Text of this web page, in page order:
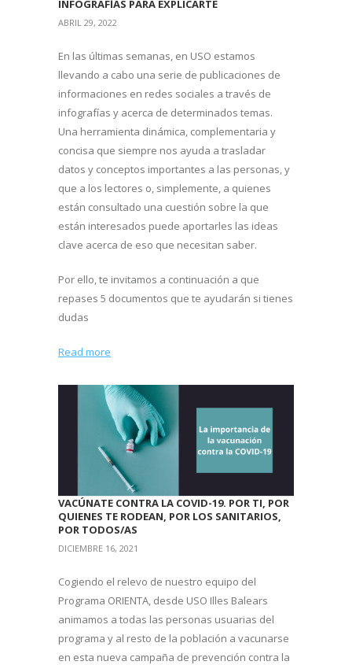
INFOGRAFÍAS PARA EXPLICARTE
ABRIL 29, 2022
En las últimas semanas, en USO estamos
llevando a cabo una serie de publicaciones de
informaciones en redes sociales a través de
infografías y acerca de determinados temas.
Una herramienta dinámica, complementaria y
concisa que siempre nos ayuda a trasladar
datos y conceptos importantes a las personas, y
que a los lectores o, simplemente, a quienes
están consultado una cuestión sobre la que
están interesados puede aportarles las ideas
clave acerca de eso que necesitan saber.
Por ello, te invitamos a continuación a que
repases 5 documentos que te ayudarán si tienes
dudas
Read more
VACÚNATE CONTRA LA COVID-19. POR TI, POR
QUIENES TE RODEAN, POR LOS SANITARIOS,
POR TODOS/AS
DICIEMBRE 16, 2021
Cogiendo el relevo de nuestro equipo del
Programa ORIENTA, desde USO Illes Balears
animamos a todas las personas usuarias del
programa y al resto de la población a vacunarse
en esta nueva campaña de prevención contra la